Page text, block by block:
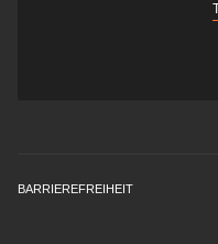
BARRIEREFREIHEIT